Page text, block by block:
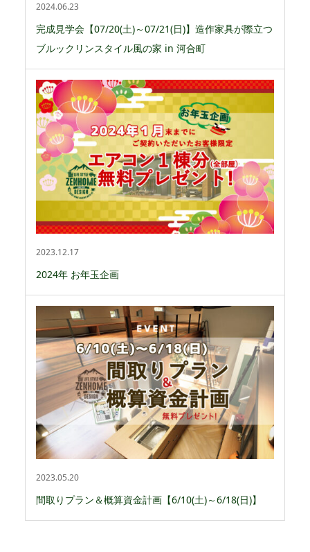
2024.06.23
完成見学会【07/20(土)～07/21(日)】造作家具が際立つ
ブルックリンスタイル風の家 in 河合町
2023.12.17
2024年 お年玉企画
2023.05.20
間取りプラン＆概算資金計画【6/10(土)～6/18(日)】